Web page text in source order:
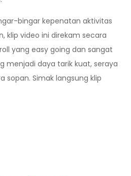
bingar kepenatan aktivitas
klip video ini direkam secara
yang easy going dan sangat
menjadi daya tarik kuat, seraya
sopan. Simak langsung klip